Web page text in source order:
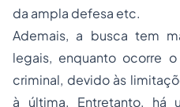
da ampla defesa etc.
Ademais, a busca tem
legais, enquanto ocorre
criminal, devido às
à última. Entretanto, há